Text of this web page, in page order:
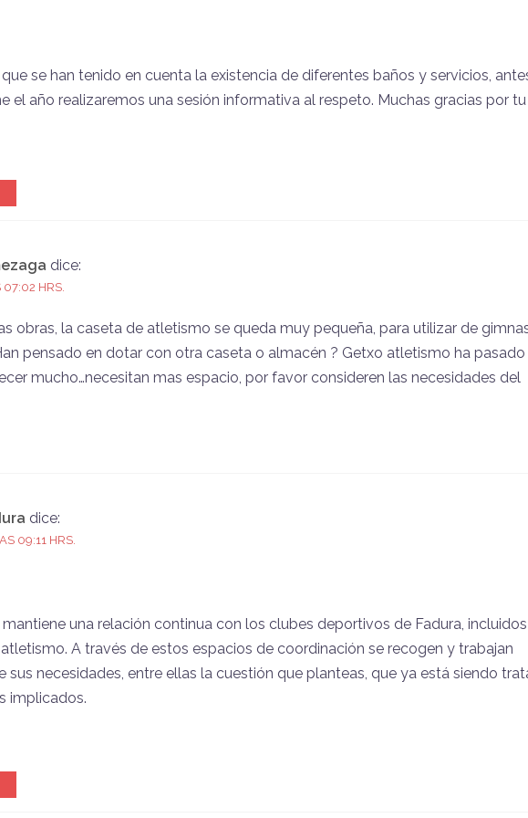
se han tenido en cuenta la existencia de diferentes baños y servicios,
el año realizaremos una sesión informativa al respeto. Muchas gracias por tu
dice:
HRS.
obras, la caseta de atletismo se queda muy pequeña, para utilizar de
pensado en dotar con otra caseta o almacén ? Getxo atletismo ha pasado
mucho…necesitan mas espacio, por favor consideren las necesidades del
dice:
09:11 HRS.
una relación continua con los clubes deportivos de Fadura,
A través de estos espacios de coordinación se recogen y trabajan
sus necesidades, entre ellas la cuestión que planteas, que ya está siendo
implicados.